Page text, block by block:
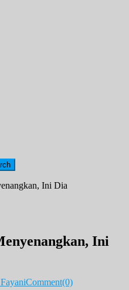
Ini
Comment(0)